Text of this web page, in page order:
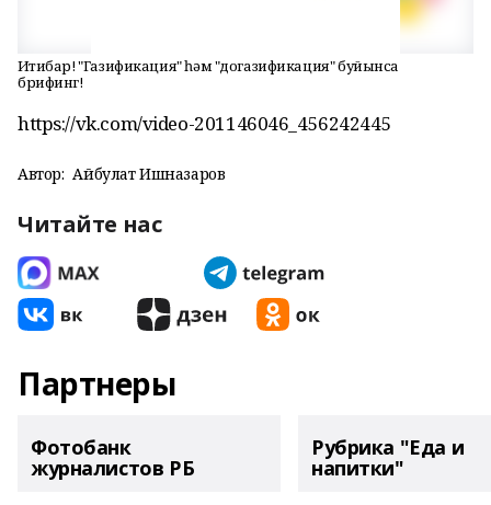
Иғтибар! "Газификация" һәм "догазификация" буйынса
брифинг!
https://vk.com/video-201146046_456242445
Автор: Айбулат Ишназаров
Читайте нас
Партнеры
Фотобанк
журналистов РБ
Рубрика "Еда и
напитки"